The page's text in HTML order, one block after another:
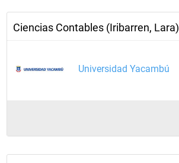
Ciencias Contables (Iribarren, Lara)
Universidad Yacambú